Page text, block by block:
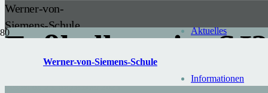
Werner-von-Siemens-Schule
Aktuelles
Informationen
Fußballturnier
Posted on23. September 2025
Werner-von-
Siemens-Schule
Gransee
Unsere Schule ist in